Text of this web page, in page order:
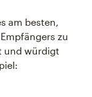
am besten,
zu
und würdigt